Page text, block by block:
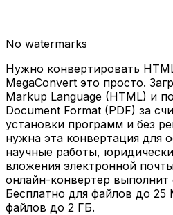
No watermarks
Нужно конвертировать
MegaConvert это просто.
Markup Language (HTML) и
Document Format (PDF) за
установки программ и без
нужна эта конвертация для
научные работы,
вложения электронной
онлайн-конвертер выполнит
Бесплатно для файлов до
файлов до 2 ГБ.